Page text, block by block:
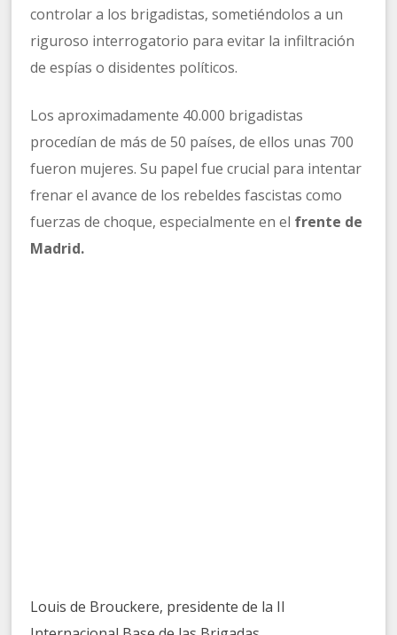
controlar a los brigadistas, sometiéndolos a un
riguroso interrogatorio para evitar la infiltración
de espías o disidentes políticos.
Los aproximadamente 40.000 brigadistas
procedían de más de 50 países, de ellos unas 700
fueron mujeres. Su papel fue crucial para intentar
frenar el avance de los rebeldes fascistas como
fuerzas de choque, especialmente en el frente de
Madrid.
Louis de Brouckere, presidente de la II